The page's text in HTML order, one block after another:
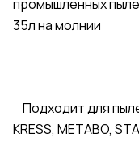
промышленных
35л на молнии
Подходит для
KRESS, METABO,